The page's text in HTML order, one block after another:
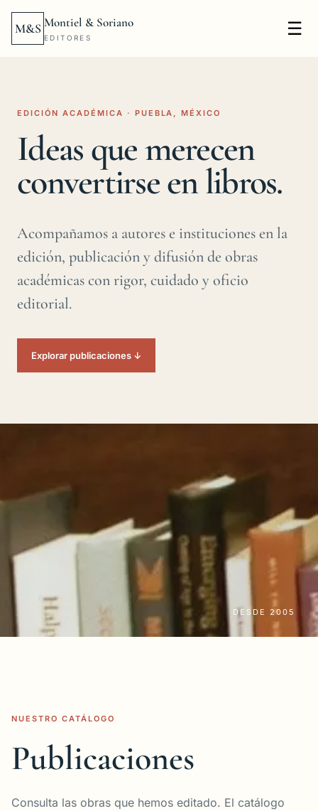
M&S Montiel & Soriano
EDITORES ☰
EDICIÓN ACADÉMICA · PUEBLA, MÉXICO
Ideas que merecen
convertirse en libros.
Acompañamos a autores e instituciones en la
edición, publicación y difusión de obras
académicas con rigor, cuidado y oficio
editorial.
Explorar publicaciones ↓
DESDE 2005
NUESTRO CATÁLOGO
Publicaciones
Consulta las obras que hemos editado. El catálogo